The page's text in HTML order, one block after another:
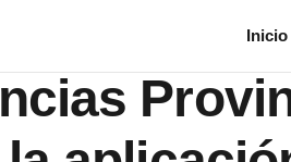
Inicio